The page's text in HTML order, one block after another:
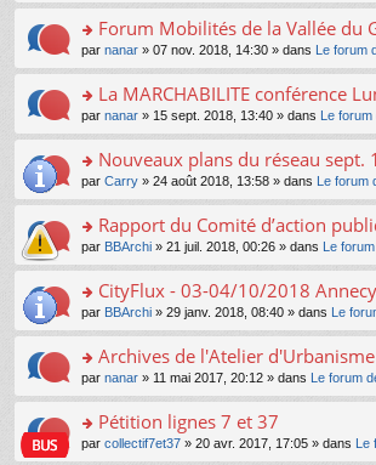
e
nt
u
s
ré
c
e
nt
le
pl
u
s
ré
c
e
nt
e
n
n
le
pl
u
s
ré
c
e
nt
a
g
e
n
n
le
pl
u
s
ré
c
e
nt
le
m
e
s
a
g
e
n
n
le
pl
u
s
ré
c
e
nt
n
s
ult
er
le
m
e
s
a
g
e
n
n
le
pl
u
s
ré
c
e
nt
o
n
s
ult
er
le
m
e
s
a
g
e
n
n
le
pl
u
s
ré
c
Forum Mobilités de la Vallée du
par nanar » 07 nov. 2018, 14:30 » dans Le forum
o
n
s
ult
er
le
m
e
s
a
g
e
n
n
le
pl
u
La MARCHABILITE conférence
par nanar » 15 sept. 2018, 13:40 » dans Le
o
n
s
ult
er
le
m
e
s
a
g
e
n
n
Nouveaux plans du réseau sept.
par Carry » 24 août 2018, 13:58 » dans Le forum
o
n
s
ult
er
le
m
e
s
a
g
Rapport du Comité d’action
par BBArchi » 21 juil. 2018, 00:26 » dans Le
o
n
s
ult
er
le
m
e
s
CityFlux - 03-04/10/2018 Annecy
par BBArchi » 29 janv. 2018, 08:40 » dans Le
o
n
s
ult
er
Archives de l'Atelier d'Urbanisme
par nanar » 11 mai 2017, 20:12 » dans Le forum
o
n
Pétition lignes 7 et 37
par collectif7et37 » 20 avr. 2017, 17:05 » dans Le